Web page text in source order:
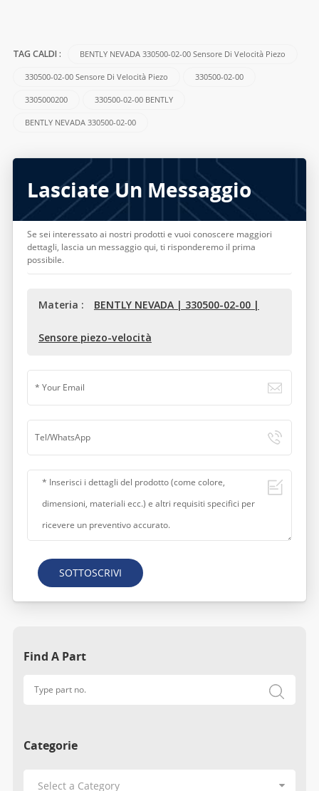
TAG CALDI : BENTLY NEVADA 330500-02-00 Sensore Di Velocità Piezo
330500-02-00 Sensore Di Velocità Piezo 330500-02-00
3305000200 330500-02-00 BENTLY
BENTLY NEVADA 330500-02-00
Lasciate Un Messaggio
Se sei interessato ai nostri prodotti e vuoi conoscere maggiori
dettagli, lascia un messaggio qui, ti risponderemo il prima
possibile.
Materia : BENTLY NEVADA | 330500-02-00 |
Sensore piezo-velocità
SOTTOSCRIVI
Find A Part
Categorie